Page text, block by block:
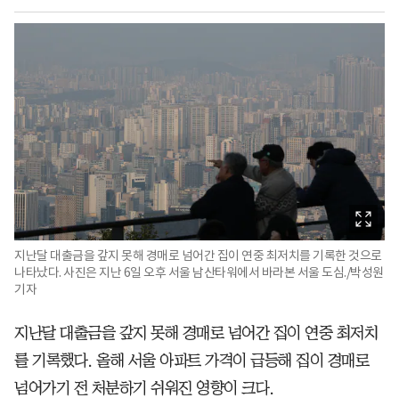
지난달 대출금을 갚지 못해 경매로 넘어간 집이 연중 최저치를 기록한 것으로
나타났다. 사진은 지난 6일 오후 서울 남산타워에서 바라본 서울 도심./박성원
기자
지난달 대출금을 갚지 못해 경매로 넘어간 집이 연중 최저치
를 기록했다. 올해 서울 아파트 가격이 급등해 집이 경매로
넘어가기 전 처분하기 쉬워진 영향이 크다.